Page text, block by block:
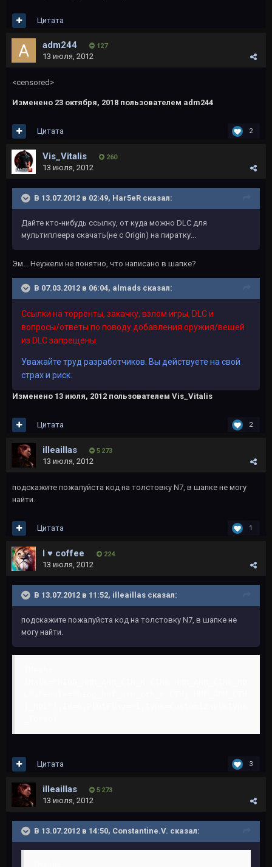
Цитата
adm244 127
13 июля, 2012
<censored>
Изменено 23 октября, 2018 пользователем adm244
2
Цитата
Vis_Vitalis 260
13 июля, 2012
В 13.07.2012 в 02:49, Har5eR сказал:
Дайте кто-нибудь ссылку, от куда можно DLC для
мультиплеера скачать(не с Origin) на пиратку...
Эм... Неужели не понятно, что написано в шапке?
В 07.03.2012 в 06:04, almads сказал:
Ссылки на торренты, закачку, взлом игры, DLC и
вопросы/ответы по поводу добавления оружия/вещей
из DLC запрещены.
Уважайте труд разработчиков. Вы действуете на свой
страх и риск.
Изменено 13 июля, 2012 пользователем Vis_Vitalis
2
Цитата
illeaillas 5 273
13 июля, 2012
подскажите пожалуйста код на толстовку N7, в шапке не могу
найти.
1
Цитата
I ♥ coffee 224
13 июля, 2012
В 13.07.2012 в 11:52, illeaillas сказал:
подскажите пожалуйста код на толстовку N7, в шапке не
могу найти.
3
Цитата
illeaillas 5 273
13 июля, 2012
В 13.07.2012 в 14:50, Constantine.V. сказал: